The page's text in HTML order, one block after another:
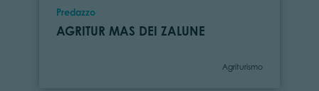
Location
Predazzo
AGRITUR MAS DEI ZALUNE
Category
Agriturismo